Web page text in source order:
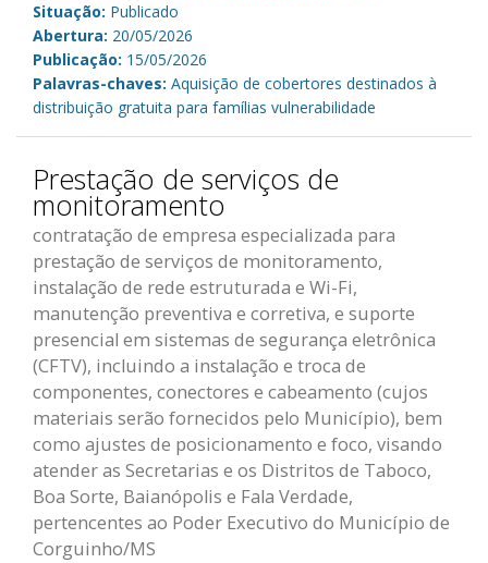
Situação: Publicado
Abertura: 20/05/2026
Publicação: 15/05/2026
Palavras-chaves: Aquisição de cobertores destinados à
distribuição gratuita para famílias vulnerabilidade
Prestação de serviços de
monitoramento
contratação de empresa especializada para
prestação de serviços de monitoramento,
instalação de rede estruturada e Wi-Fi,
manutenção preventiva e corretiva, e suporte
presencial em sistemas de segurança eletrônica
(CFTV), incluindo a instalação e troca de
componentes, conectores e cabeamento (cujos
materiais serão fornecidos pelo Município), bem
como ajustes de posicionamento e foco, visando
atender as Secretarias e os Distritos de Taboco,
Boa Sorte, Baianópolis e Fala Verdade,
pertencentes ao Poder Executivo do Município de
Corguinho/MS